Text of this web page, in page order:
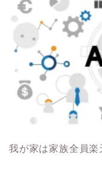
我が家は家族全員楽